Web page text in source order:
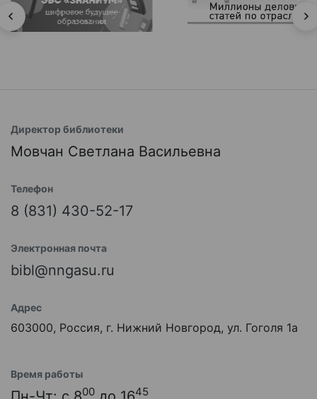
Директор библиотеки
Мовчан Светлана Васильевна
Телефон
8 (831) 430-52-17
Электронная почта
bibl@nngasu.ru
Адрес
603000, Россия, г. Нижний Новгород, ул. Гоголя 1а
Время работы
00 45